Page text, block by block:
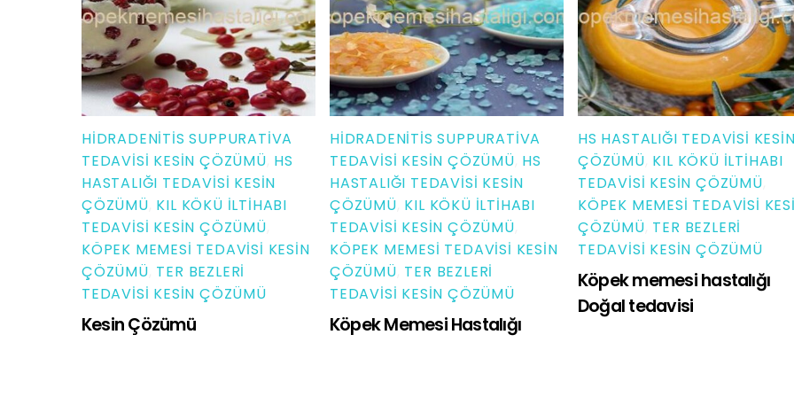
HIDRADENITIS SUPPURATIVA
TEDAVISI KESIN ÇÖZÜMÜ HS
HASTALIĞI TEDAVISI KESIN
ÇÖZÜMÜ KIL KÖKÜ İLTIHABI
TEDAVISI KESIN ÇÖZÜMÜ
KÖPEK MEMESI TEDAVISI KESIN
ÇÖZÜMÜ TER BEZLERI
TEDAVISI KESIN ÇÖZÜMÜ
Kesin Çözümü
HIDRADENITIS SUPPURATIVA
TEDAVISI KESIN ÇÖZÜMÜ HS
HASTALIĞI TEDAVISI KESIN
ÇÖZÜMÜ KIL KÖKÜ İLTIHABI
TEDAVISI KESIN ÇÖZÜMÜ
KÖPEK MEMESI TEDAVISI KESIN
ÇÖZÜMÜ TER BEZLERI
TEDAVISI KESIN ÇÖZÜMÜ
Köpek Memesi Hastalığı
HS HASTALIĞI TEDAVISI
ÇÖZÜMÜ KIL KÖKÜ İLTIHABI
TEDAVISI KESIN ÇÖZÜMÜ
KÖPEK MEMESI TEDAVISI
ÇÖZÜMÜ TER BEZLERI
TEDAVISI KESIN ÇÖZÜMÜ
Köpek memesi hastalığı
Doğal tedavisi